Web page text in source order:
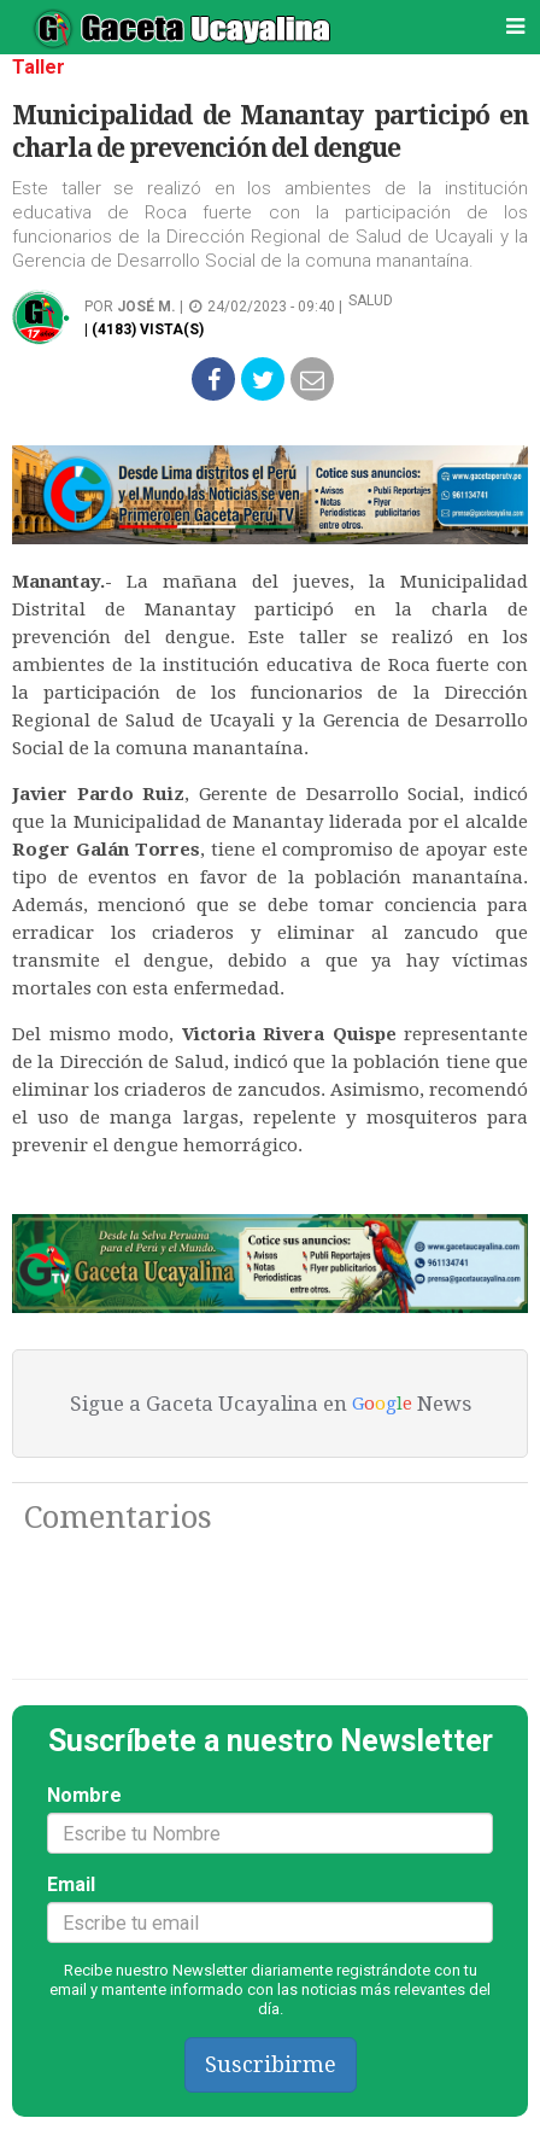
Taller
Municipalidad de Manantay participó en
charla de prevención del dengue
Este taller se realizó en los ambientes de la institución
educativa de Roca fuerte con la participación de los
funcionarios de la Dirección Regional de Salud de Ucayali y la
Gerencia de Desarrollo Social de la comuna manantaína.
POR JOSÉ M. 24/02/2023 - 09:40 |
SALUD
| (4183) VISTA(S)
Manantay.- La mañana del jueves, la Municipalidad
Distrital de Manantay participó en la charla de
prevención del dengue. Este taller se realizó en los
ambientes de la institución educativa de Roca fuerte con
la participación de los funcionarios de la Dirección
Regional de Salud de Ucayali y la Gerencia de Desarrollo
Social de la comuna manantaína.
Javier Pardo Ruiz, Gerente de Desarrollo Social, indicó
que la Municipalidad de Manantay liderada por el alcalde
Roger Galán Torres, tiene el compromiso de apoyar este
tipo de eventos en favor de la población manantaína.
Además, mencionó que se debe tomar conciencia para
erradicar los criaderos y eliminar al zancudo que
transmite el dengue, debido a que ya hay víctimas
mortales con esta enfermedad.
Del mismo modo, Victoria Rivera Quispe representante
de la Dirección de Salud, indicó que la población tiene que
eliminar los criaderos de zancudos. Asimismo, recomendó
el uso de manga largas, repelente y mosquiteros para
prevenir el dengue hemorrágico.
Sigue a Gaceta Ucayalina en Google News
Comentarios
Suscríbete a nuestro Newsletter
Nombre
Email
Recibe nuestro Newsletter diariamente registrándote con tu
email y mantente informado con las noticias más relevantes del
día.
Suscribirme